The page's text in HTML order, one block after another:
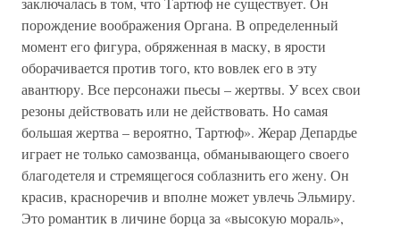
порождение воображения Органа. В определенный
момент его фигура, обряженная в маску, в ярости
оборачивается против того, кто вовлек его в эту
авантюру. Все персонажи пьесы – жертвы. У всех свои
резоны действовать или не действовать. Но самая
большая жертва – вероятно, Тартюф». Жерар Депардье
играет не только самозванца, обманывающего своего
благодетеля и стремящегося соблазнить его жену. Он
красив, красноречив и вполне может увлечь Эльмиру.
Это романтик в личине борца за «высокую мораль»,